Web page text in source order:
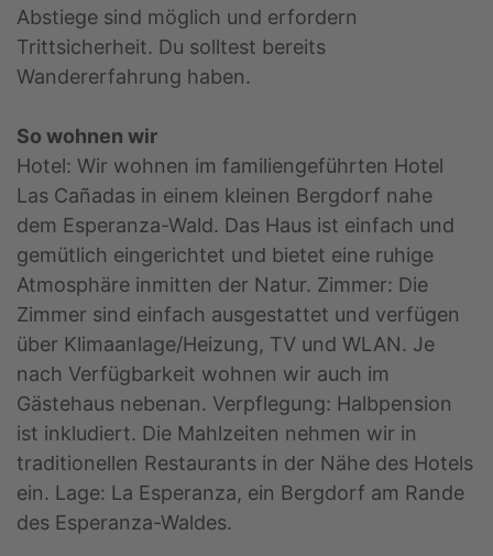
Abstiege sind möglich und erfordern
Trittsicherheit. Du solltest bereits
Wandererfahrung haben.
So wohnen wir
Hotel: Wir wohnen im familiengeführten Hotel
Las Cañadas in einem kleinen Bergdorf nahe
dem Esperanza-Wald. Das Haus ist einfach und
gemütlich eingerichtet und bietet eine ruhige
Atmosphäre inmitten der Natur. Zimmer: Die
Zimmer sind einfach ausgestattet und verfügen
über Klimaanlage/Heizung, TV und WLAN. Je
nach Verfügbarkeit wohnen wir auch im
Gästehaus nebenan. Verpflegung: Halbpension
ist inkludiert. Die Mahlzeiten nehmen wir in
traditionellen Restaurants in der Nähe des Hotels
ein. Lage: La Esperanza, ein Bergdorf am Rande
des Esperanza-Waldes.